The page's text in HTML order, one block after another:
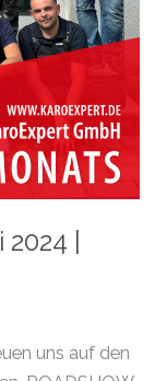
|
uns auf den